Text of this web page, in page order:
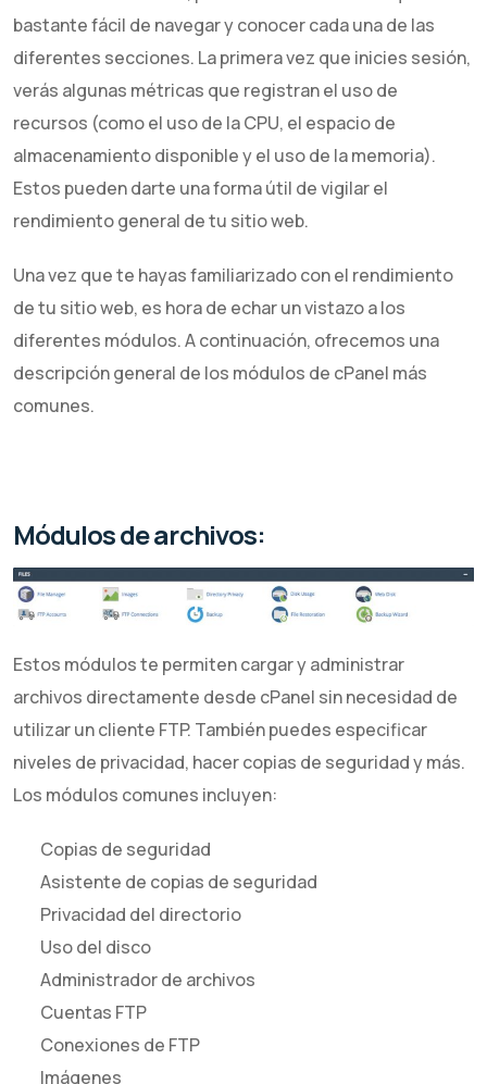
bastante fácil de navegar y conocer cada una de las
diferentes secciones. La primera vez que inicies sesión,
verás algunas métricas que registran el uso de
recursos (como el uso de la CPU, el espacio de
almacenamiento disponible y el uso de la memoria).
Estos pueden darte una forma útil de vigilar el
rendimiento general de tu sitio web.
Una vez que te hayas familiarizado con el rendimiento
de tu sitio web, es hora de echar un vistazo a los
diferentes módulos. A continuación, ofrecemos una
descripción general de los módulos de cPanel más
comunes.
Módulos de archivos:
Estos módulos te permiten cargar y administrar
archivos directamente desde cPanel sin necesidad de
utilizar un cliente FTP. También puedes especificar
niveles de privacidad, hacer copias de seguridad y más.
Los módulos comunes incluyen:
Copias de seguridad
Asistente de copias de seguridad
Privacidad del directorio
Uso del disco
Administrador de archivos
Cuentas FTP
Conexiones de FTP
Imágenes